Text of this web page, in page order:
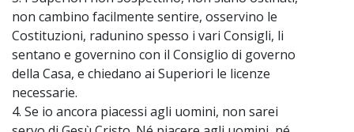
non cambino facilmente sentire, osservino le
Costituzioni, radunino spesso i vari Consigli, li
sentano e governino con il Consiglio di governo
della Casa, e chiedano ai Superiori le licenze
necessarie.
4. Se io ancora piacessi agli uomini, non sarei